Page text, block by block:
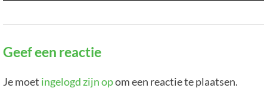
Geef een reactie
Je moet ingelogd zijn opom een reactie te plaatsen.